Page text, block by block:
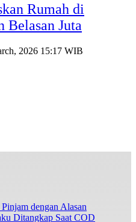
Rumah di
Belasan Juta
2026 15:17 WIB